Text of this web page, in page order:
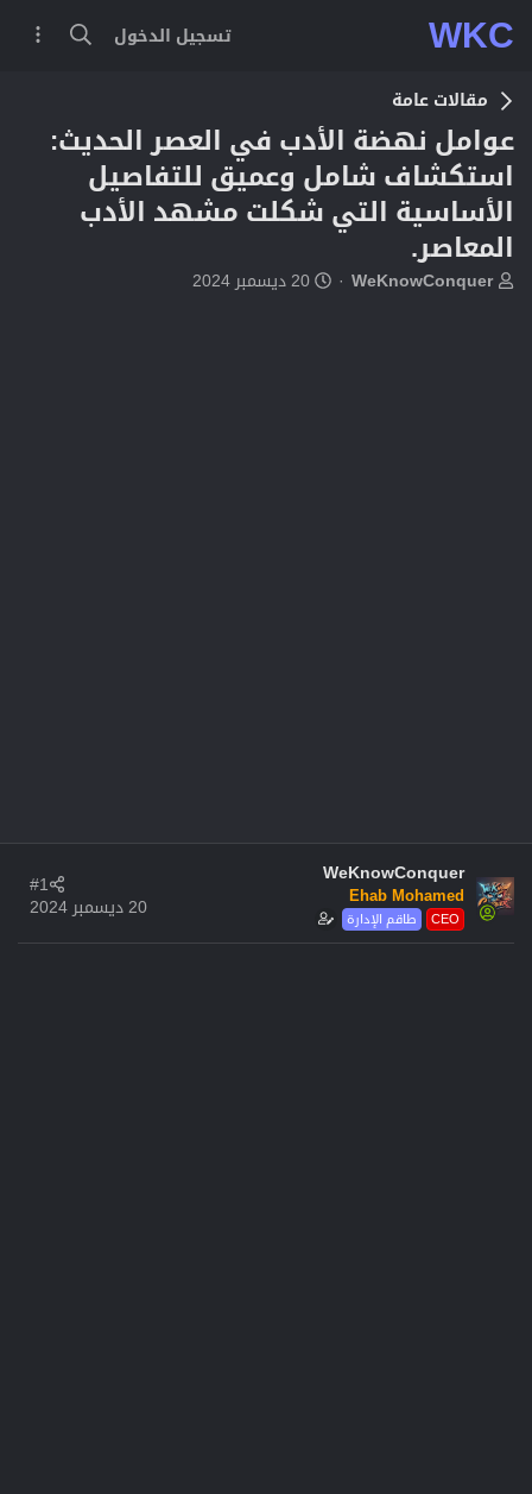
WKC تسجيل الدخول
مقالات عامة
عوامل نهضة الأدب في العصر الحديث:
استكشاف شامل وعميق للتفاصيل
الأساسية التي شكلت مشهد الأدب
المعاصر.
بWeKnowConquer
ت20 ديسمبر 2024
WeKnowConquer
Ehab Mohamed
طاقم الإدارة CEO
20 ديسمبر 2024
#1